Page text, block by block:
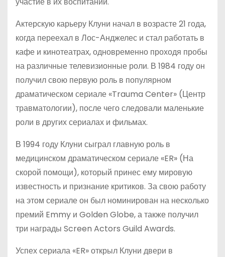
Актерскую карьеру Клуни начал в возрасте 21 года,
когда переехал в Лос-Анджелес и стал работать в
кафе и кинотеатрах, одновременно проходя пробы
на различные телевизионные роли. В 1984 году он
получил свою первую роль в популярном
драматическом сериале «Trauma Center» (Центр
травматологии), после чего следовали маленькие
роли в других сериалах и фильмах.
В 1994 году Клуни сыграл главную роль в
медицинском драматическом сериале «ER» (На
скорой помощи), который принес ему мировую
известность и признание критиков. За свою работу
на этом сериале он был номинирован на несколько
премий Emmy и Golden Globe, а также получил
три награды Screen Actors Guild Awards.
Успех сериала «ER» открыл Клуни двери в